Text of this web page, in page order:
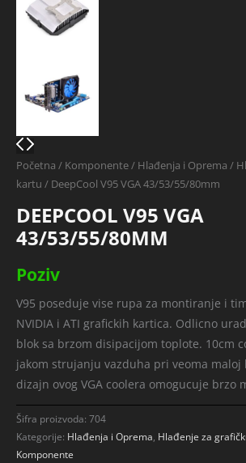
Početna / Komponente/ Hlađenja i Oprema /
kartu / DeepCool V95 VGA 43/53/55/80mm
DEEPCOOL V95 VGA
43/53/55/80MM
Poziv
V95 poseduje vise rupa za montiranje i
NVIDIA i ATI grafickih kartica. Odlicno
blok sa brzom disipacijom toplote. 10cm
jakom strujanju vazduha pri veoma maloj
dizajn ovog VGA coolera omogucuje brzo
Šifra proizvoda: 704
Kategorije: Hlađenja i Oprema, Hlađenje za
Komponente